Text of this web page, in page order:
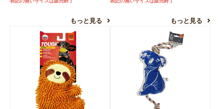
もっと見る もっと見る